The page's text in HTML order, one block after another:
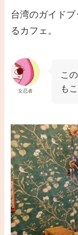
台湾のガイド
るカフェ。
女忍者
こ
も